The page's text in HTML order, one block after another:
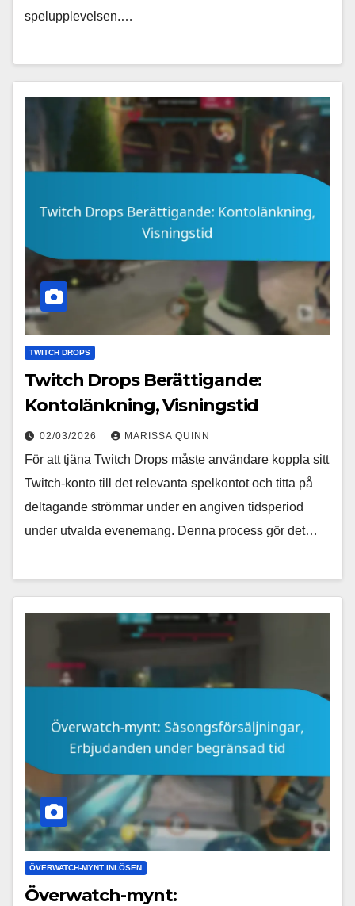
spelupplevelsen.…
TWITCH DROPS
Twitch Drops Berättigande:
Kontolänkning, Visningstid
02/03/2026 MARISSA QUINN
För att tjäna Twitch Drops måste användare koppla sitt
Twitch-konto till det relevanta spelkontot och titta på
deltagande strömmar under en angiven tidsperiod
under utvalda evenemang. Denna process gör det…
ÖVERWATCH-MYNT INLÖSEN
Överwatch-mynt: